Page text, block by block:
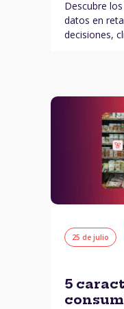
Descubre
datos en
decisiones,
25 de julio
5